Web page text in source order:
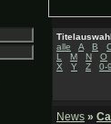
alle
A B
L
M N O
X
Y Z 0-9
News »